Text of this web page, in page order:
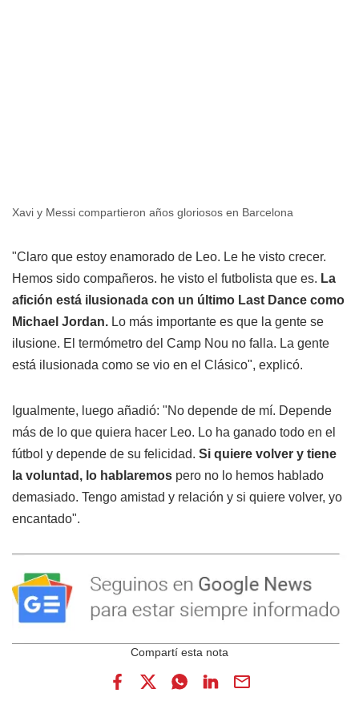
Xavi y Messi compartieron años gloriosos en Barcelona
"Claro que estoy enamorado de Leo. Le he visto crecer.
Hemos sido compañeros. he visto el futbolista que es. La
afición está ilusionada con un último Last Dance como
Michael Jordan. Lo más importante es que la gente se
ilusione. El termómetro del Camp Nou no falla. La gente
está ilusionada como se vio en el Clásico", explicó.
Igualmente, luego añadió: "No depende de mí. Depende
más de lo que quiera hacer Leo. Lo ha ganado todo en el
fútbol y depende de su felicidad. Si quiere volver y tiene
la voluntad, lo hablaremos pero no lo hemos hablado
demasiado. Tengo amistad y relación y si quiere volver, yo
encantado".